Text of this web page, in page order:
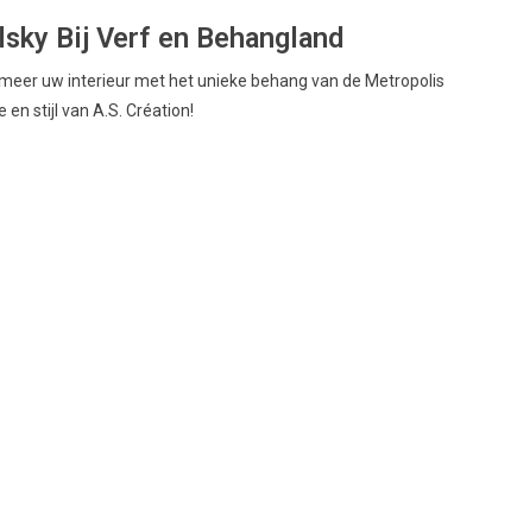
Bij Verf en Behangland
uw interieur met het unieke behang van de Metropolis
en stijl van A.S. Création!